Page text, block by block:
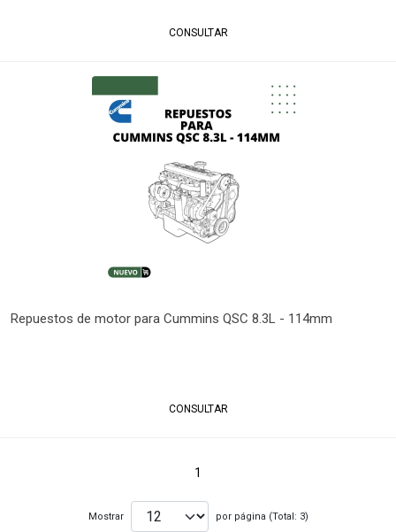
CONSULTAR
Repuestos de motor para Cummins QSC 8.3L - 114mm
CONSULTAR
1
Mostrar por página (Total: 3)